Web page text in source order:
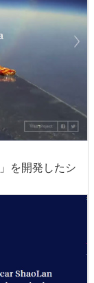
」を開発したシ